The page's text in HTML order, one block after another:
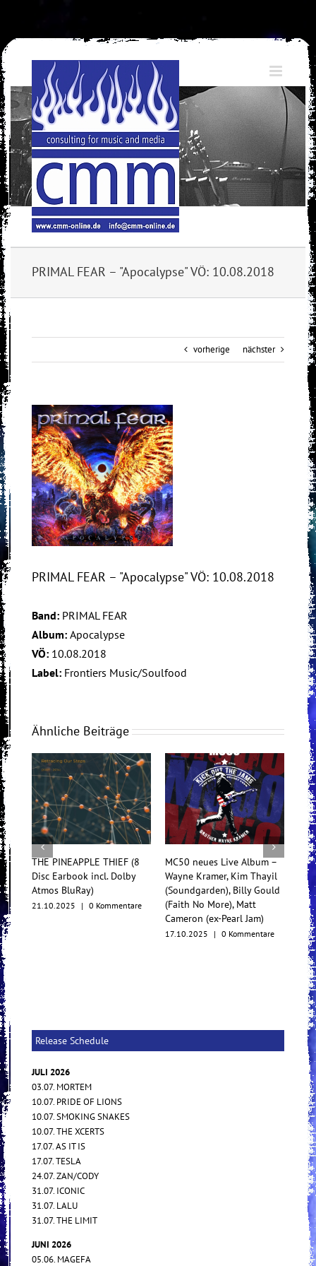
content
PRIMAL FEAR – "Apocalypse" VÖ: 10.08.2018
vorherige nächster
View
Larger
Image
PRIMAL FEAR – "Apocalypse" VÖ: 10.08.2018
Band: PRIMAL FEAR
Album: Apocalypse
VÖ: 10.08.2018
Label: Frontiers Music/Soulfood
Ähnliche Beiträge
THE PINEAPPLE THIEF (8
Disc Earbook incl. Dolby
Atmos BluRay)
21.10.2025 | 0 Kommentare
MC50 neues Live Album –
Wayne Kramer, Kim Thayil
(Soundgarden), Billy Gould
(Faith No More), Matt
Cameron (ex-Pearl Jam)
17.10.2025 | 0 Kommentare
Release Schedule
JULI 2026
03.07. MORTEM
10.07. PRIDE OF LIONS
10.07. SMOKING SNAKES
10.07. THE XCERTS
17.07. AS IT IS
17.07. TESLA
24.07. ZAN/CODY
31.07. ICONIC
31.07. LALU
31.07. THE LIMIT
JUNI 2026
05.06. MAGEFA